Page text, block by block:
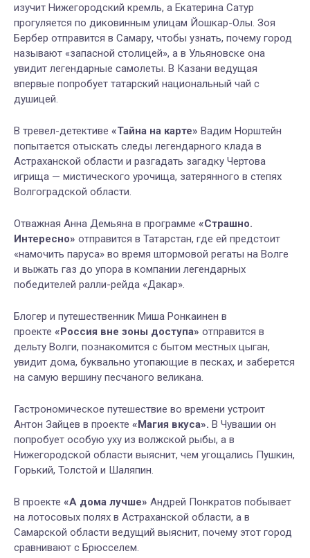
изучит Нижегородский кремль, а Екатерина Сатур
прогуляется по диковинным улицам Йошкар-Олы. Зоя
Бербер отправится в Самару, чтобы узнать, почему город
называют «запасной столицей», а в Ульяновске она
увидит легендарные самолеты. В Казани ведущая
впервые попробует татарский национальный чай с
душицей.
В тревел-детективе «Тайна на карте» Вадим Норштейн
попытается отыскать следы легендарного клада в
Астраханской области и разгадать загадку Чертова
игрища — мистического урочища, затерянного в степях
Волгоградской области.
Отважная Анна Демьяна в программе «Страшно.
Интересно» отправится в Татарстан, где ей предстоит
«намочить паруса» во время штормовой регаты на Волге
и выжать газ до упора в компании легендарных
победителей ралли-рейда «Дакар».
Блогер и путешественник Миша Ронкаинен в
проекте «Россия вне зоны доступа» отправится в
дельту Волги, познакомится с бытом местных цыган,
увидит дома, буквально утопающие в песках, и заберется
на самую вершину песчаного великана.
Гастрономическое путешествие во времени устроит
Антон Зайцев в проекте «Магия вкуса». В Чувашии он
попробует особую уху из волжской рыбы, а в
Нижегородской области выяснит, чем угощались Пушкин,
Горький, Толстой и Шаляпин.
В проекте «А дома лучше» Андрей Понкратов побывает
на лотосовых полях в Астраханской области, а в
Самарской области ведущий выяснит, почему этот город
сравнивают с Брюсселем.